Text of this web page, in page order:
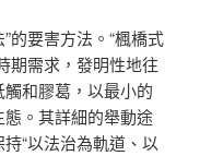
的要害方法。“楓橋式
期需求，發明性地往
和膠葛，以最小的
。其詳細的舉動途
“以法治為軌道、以